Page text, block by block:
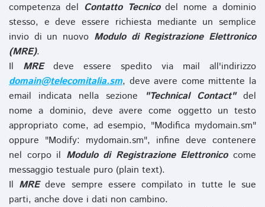
competenza del Contatto Tecnicodel nome a dominio
stesso, e deve essere richiesta mediante un semplice
invio di un nuovo Modulo di Registrazione Elettronico
(MRE).
Il MREdeve essere spedito via mail all'indirizzo
domain@telecomitalia.sm, deve avere come mittente la
email indicata nella sezione
"Technical Contact"del
nome a dominio, deve avere come oggetto un testo
appropriato come, ad esempio, "Modifica mydomain.sm"
oppure "Modify: mydomain.sm", infine deve contenere
nel corpo il Modulo di Registrazione Elettronicocome
messaggio testuale puro (plain text).
Il MREdeve sempre essere compilato in tutte le sue
parti, anche dove i dati non cambino.